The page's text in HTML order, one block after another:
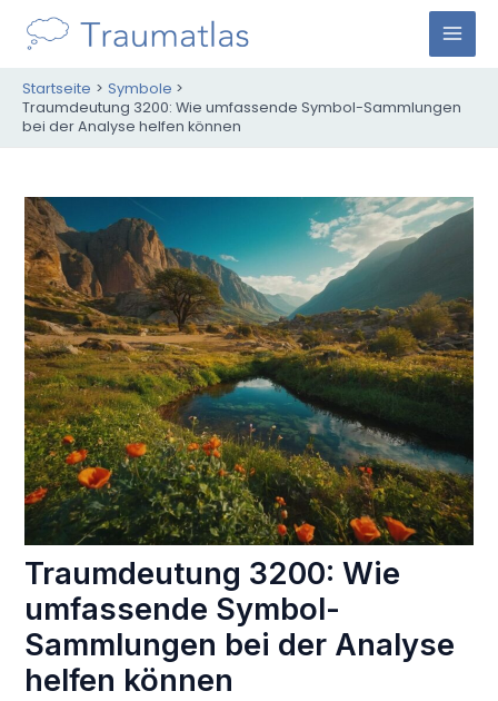
Inhalt
springen
M
A
M
N
U
Startseite
Symbole
Traumdeutung 3200: Wie umfassende Symbol-Sammlungen
bei der Analyse helfen können
Traumdeutung 3200: Wie
umfassende Symbol-
Sammlungen bei der Analyse
helfen können